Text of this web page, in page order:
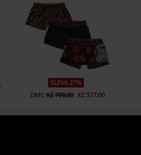
SLEVA 27%
DMCKč 799,00 Kč 577,00